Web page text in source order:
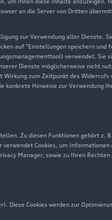
an die Server von Dritten
zur Verwendung aller Dienste.
auf "Einstellungen speichern
verwendet. Sie
Dienste möglicherweise nicht
zum Zeitpunkt des Widerrufs
Hinweise zur Verwendung
Zu diesen Funktionen gehört z.
Cookies, um Informationen
Manager, sowie zu Ihren
Diese Cookies werden zur